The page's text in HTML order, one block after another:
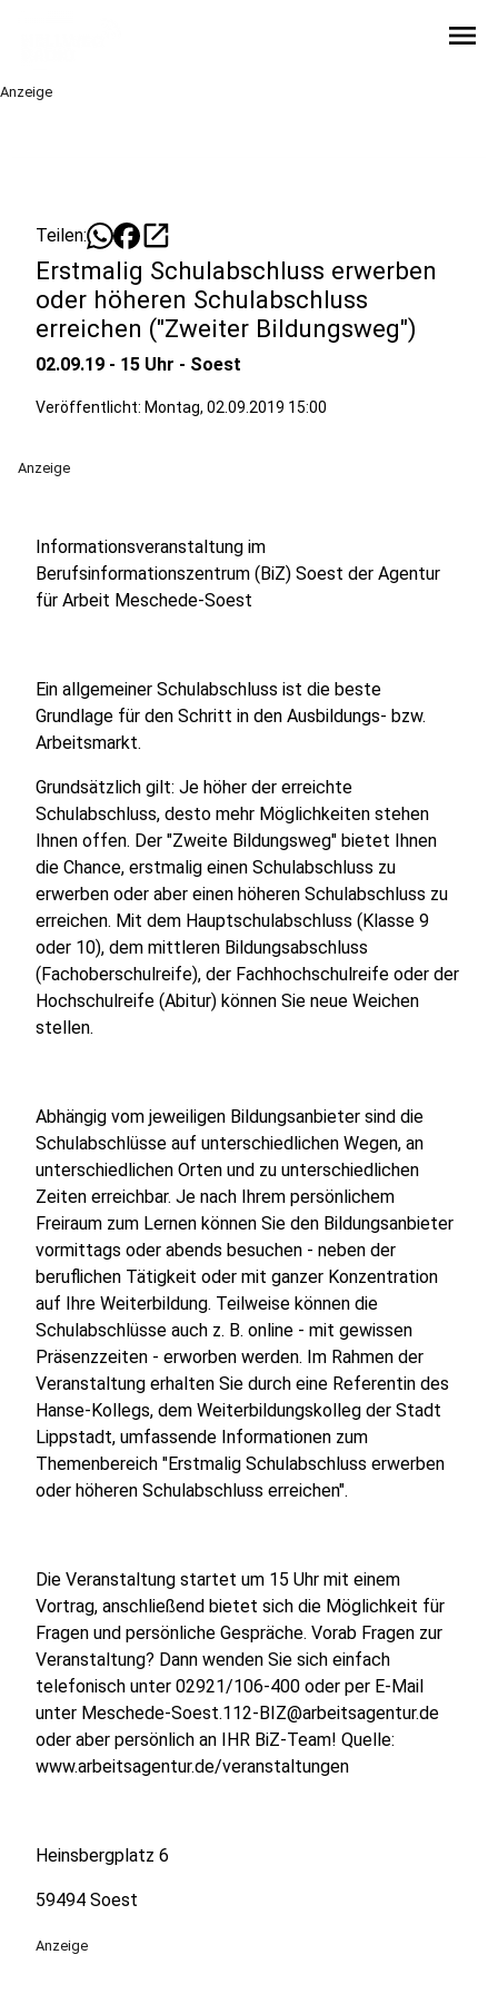
menu
Anzeige
Teilen: open_in_new
Erstmalig Schulabschluss erwerben
oder höheren Schulabschluss
erreichen ("Zweiter Bildungsweg")
02.09.19 - 15 Uhr - Soest
Veröffentlicht: Montag, 02.09.2019 15:00
Anzeige
Informationsveranstaltung im
Berufsinformationszentrum (BiZ) Soest der Agentur
für Arbeit Meschede-Soest
Ein allgemeiner Schulabschluss ist die beste
Grundlage für den Schritt in den Ausbildungs- bzw.
Arbeitsmarkt.
Grundsätzlich gilt: Je höher der erreichte
Schulabschluss, desto mehr Möglichkeiten stehen
Ihnen offen. Der "Zweite Bildungsweg" bietet Ihnen
die Chance, erstmalig einen Schulabschluss zu
erwerben oder aber einen höheren Schulabschluss zu
erreichen. Mit dem Hauptschulabschluss (Klasse 9
oder 10), dem mittleren Bildungsabschluss
(Fachoberschulreife), der Fachhochschulreife oder der
Hochschulreife (Abitur) können Sie neue Weichen
stellen.
Abhängig vom jeweiligen Bildungsanbieter sind die
Schulabschlüsse auf unterschiedlichen Wegen, an
unterschiedlichen Orten und zu unterschiedlichen
Zeiten erreichbar. Je nach Ihrem persönlichem
Freiraum zum Lernen können Sie den Bildungsanbieter
vormittags oder abends besuchen - neben der
beruflichen Tätigkeit oder mit ganzer Konzentration
auf Ihre Weiterbildung. Teilweise können die
Schulabschlüsse auch z. B. online - mit gewissen
Präsenzzeiten - erworben werden. Im Rahmen der
Veranstaltung erhalten Sie durch eine Referentin des
Hanse-Kollegs, dem Weiterbildungskolleg der Stadt
Lippstadt, umfassende Informationen zum
Themenbereich "Erstmalig Schulabschluss erwerben
oder höheren Schulabschluss erreichen".
Die Veranstaltung startet um 15 Uhr mit einem
Vortrag, anschließend bietet sich die Möglichkeit für
Fragen und persönliche Gespräche. Vorab Fragen zur
Veranstaltung? Dann wenden Sie sich einfach
telefonisch unter 02921/106-400 oder per E-Mail
unter Meschede-Soest.112-BIZ@arbeitsagentur.de
oder aber persönlich an IHR BiZ-Team! Quelle:
www.arbeitsagentur.de/veranstaltungen
Heinsbergplatz 6
59494 Soest
Anzeige